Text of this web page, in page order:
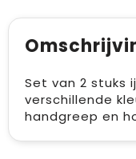
Set van 2 stuks
verschillende
handgreep en